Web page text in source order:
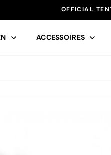
OFFICIAL
ACCESSOIRES